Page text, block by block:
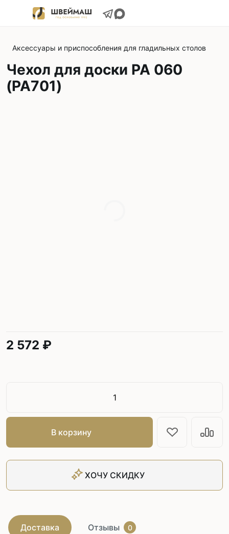
Аксессуары и приспособления для гладильных столов
Чехол для доски РА 060
(PA701)
2 572 ₽
В корзину
ХОЧУ СКИДКУ
Доставка Отзывы 0